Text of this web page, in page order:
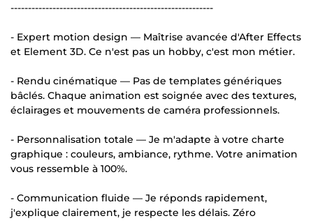
----------------------------------------------------------
- Expert motion design — Maîtrise avancée d'After Effects
et Element 3D. Ce n'est pas un hobby, c'est mon métier.
- Rendu cinématique — Pas de templates génériques
bâclés. Chaque animation est soignée avec des textures,
éclairages et mouvements de caméra professionnels.
- Personnalisation totale — Je m'adapte à votre charte
graphique : couleurs, ambiance, rythme. Votre animation
vous ressemble à 100%.
- Communication fluide — Je réponds rapidement,
j'explique clairement, je respecte les délais. Zéro